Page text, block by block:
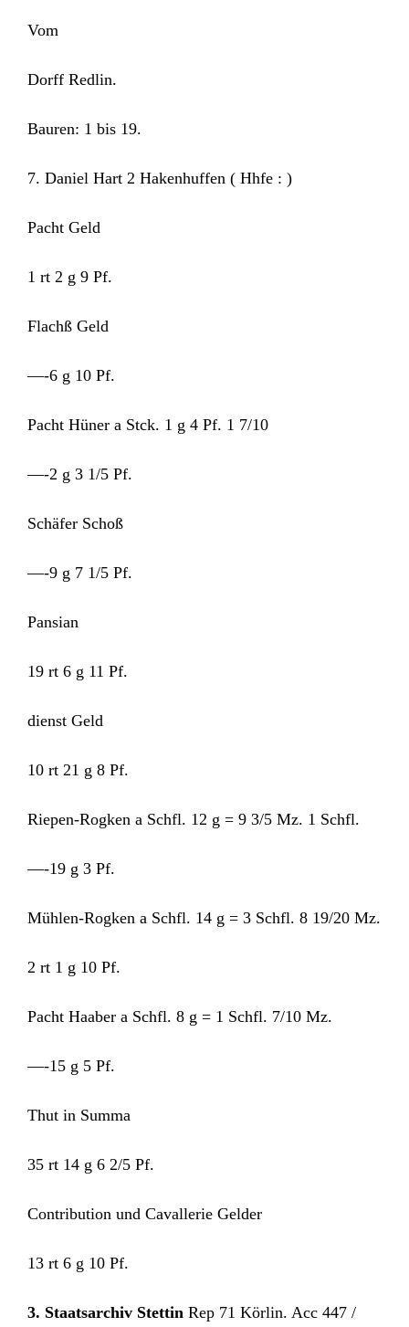
Vom
Dorff Redlin.
Bauren: 1 bis 19.
7. Daniel Hart 2 Hakenhuffen ( Hhfe : )
Pacht Geld
1 rt 2 g 9 Pf.
Flachß Geld
—-6 g 10 Pf.
Pacht Hüner a Stck. 1 g 4 Pf. 1 7/10
—-2 g 3 1/5 Pf.
Schäfer Schoß
—-9 g 7 1/5 Pf.
Pansian
19 rt 6 g 11 Pf.
dienst Geld
10 rt 21 g 8 Pf.
Riepen-Rogken a Schfl. 12 g = 9 3/5 Mz. 1 Schfl.
—-19 g 3 Pf.
Mühlen-Rogken a Schfl. 14 g = 3 Schfl. 8 19/20 Mz.
2 rt 1 g 10 Pf.
Pacht Haaber a Schfl. 8 g = 1 Schfl. 7/10 Mz.
—-15 g 5 Pf.
Thut in Summa
35 rt 14 g 6 2/5 Pf.
Contribution und Cavallerie Gelder
13 rt 6 g 10 Pf.
3. Staatsarchiv Stettin Rep 71 Körlin. Acc 447 /